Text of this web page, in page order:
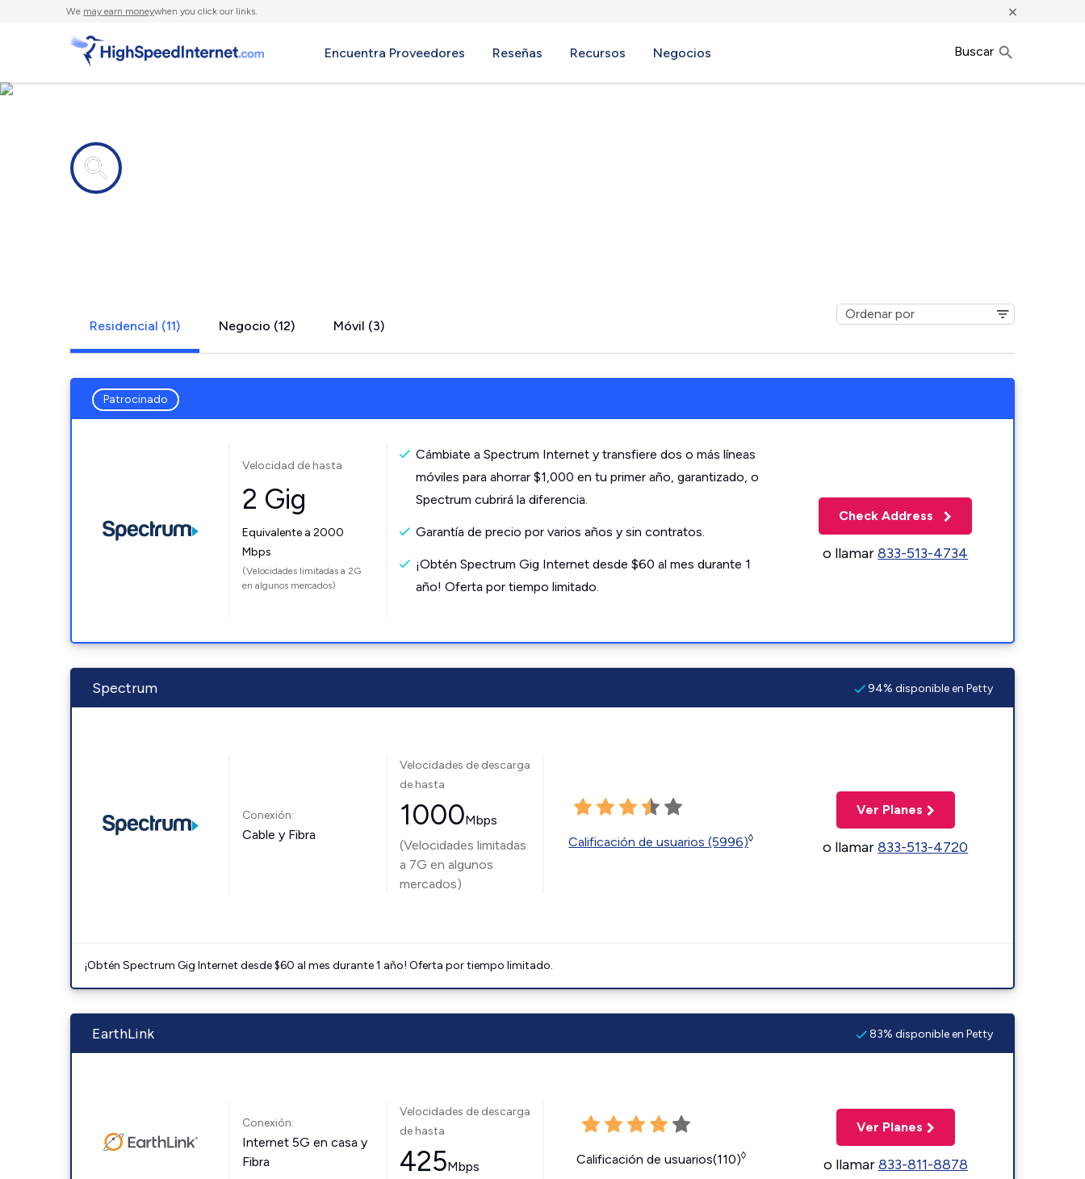
We may earn moneywhen you click our links. ×
Encuentra Proveedores Reseñas Recursos Negocios Buscar
Residencial (11) Negocio (12) Móvil (3)
Patrocinado
Velocidad de hasta
2 Gig
Equivalente a 2000
Mbps
(Velocidades limitadas a 2G
en algunos mercados)
Cámbiate a Spectrum Internet y transfiere dos o más líneas
móviles para ahorrar $1,000 en tu primer año, garantizado, o
Spectrum cubrirá la diferencia.
Garantía de precio por varios años y sin contratos.
¡Obtén Spectrum Gig Internet desde $60 al mes durante 1
año! Oferta por tiempo limitado.
Check Address
o llamar833-513-4734
Spectrum 94% disponible en Petty
Conexión:
Cable y Fibra
Velocidades de descarga
de hasta
1000Mbps
(Velocidades limitadas
a 7G en algunos
mercados)
Calificación de usuarios (5996)◊
Ver Planes
o llamar833-513-4720
¡Obtén Spectrum Gig Internet desde $60 al mes durante 1 año! Oferta por tiempo limitado.
EarthLink 83% disponible en Petty
Conexión:
Internet 5G en casa y
Fibra
Velocidades de descarga
de hasta
425Mbps Calificación de usuarios(110)◊
Ver Planes
o llamar833-811-8878